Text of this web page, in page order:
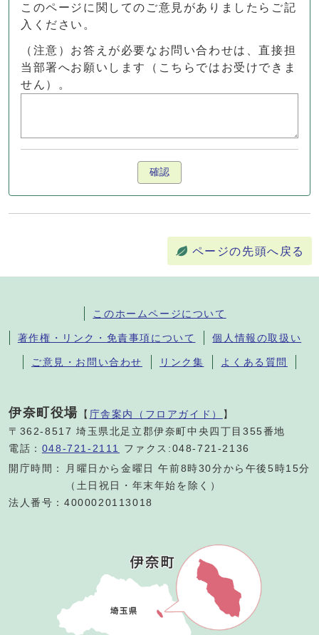
このページに関してのご意見がありましたらご記
入ください。
（注意）お答えが必要なお問い合わせは、直接担
当部署へお願いします（こちらではお受けできま
せん）。
確認
ページの先頭へ戻る
このホームページについて
著作権・リンク・免責事項について 個人情報の取扱い
ご意見・お問い合わせ リンク集 よくある質問
伊奈町役場 【 庁舎案内（フロアガイド） 】
〒362-8517 埼玉県北足立郡伊奈町中央四丁目355番地
電話： 048-721-2111
ファクス:048-721-2136
開庁時間：
月曜日から金曜日 午前8時30分から午後5時15分
（土日祝日・年末年始を除く）
法人番号：4000020113018